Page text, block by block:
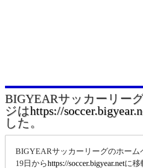
BIGYEARサッカーリー
ジはhttps://
した。
BIGYEARサッカーリーグのホーム
19日からhttps://soccer.bigyear.netに移